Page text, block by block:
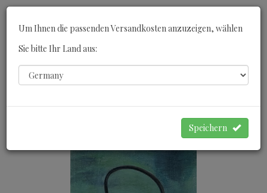
Um Ihnen die passenden Versandkosten anzuzeigen, wählen
Sie bitte Ihr Land aus:
Speichern